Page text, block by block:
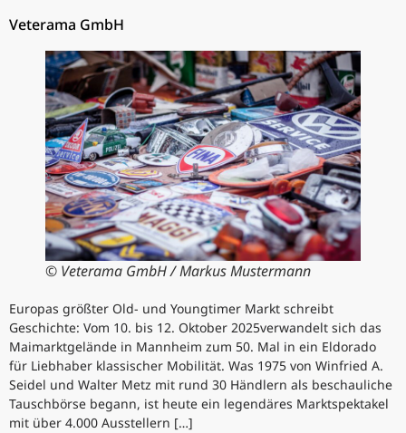
Veterama GmbH
© Veterama GmbH / Markus Mustermann
Europas größter Old- und Youngtimer Markt schreibt
Geschichte: Vom 10. bis 12. Oktober 2025verwandelt sich das
Maimarktgelände in Mannheim zum 50. Mal in ein Eldorado
für Liebhaber klassischer Mobilität. Was 1975 von Winfried A.
Seidel und Walter Metz mit rund 30 Händlern als beschauliche
Tauschbörse begann, ist heute ein legendäres Marktspektakel
mit über 4.000 Ausstellern […]